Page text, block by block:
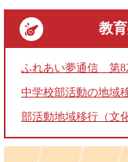
教
ふれあい夢通信 第
中学校部活動の地域
部活動地域移行（文